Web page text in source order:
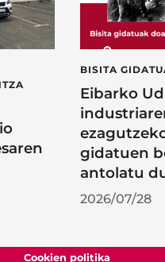
BISITA
Eibarko
gidatuen
antolatu
2026/07/28
Cookien politika